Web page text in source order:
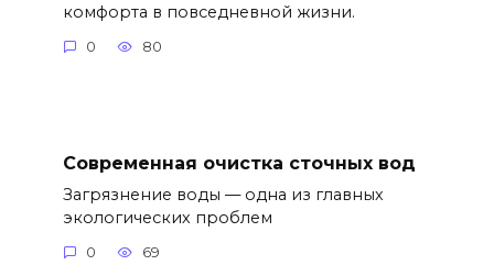
комфорта в повседневной жизни.
0 80
Современная очистка сточных вод
Загрязнение воды — одна из главных
экологических проблем
0 69